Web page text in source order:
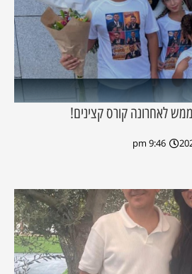
לאחרונה קורס קצינים!
9:46 pm